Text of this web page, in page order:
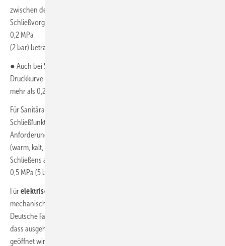
zwischen dem aufgezeichneten Höchstdruck während des
Schließvorgangs und dem Ruhedruck nach dem Schließen maximal
0,2 MPa
(2 bar) betragen.
● Auch bei Spülkästen nach
Druckkurve (Druckstoß) den Ausgangsdruck von 0,5 MPa um nicht
mehr als 0,2 MPa übersteigen.
Für Sanitärarmaturen mit elektronischer Öffnungs- und
Schließfunktion gelten nach
Anforderungen: Der
(warm, kalt, mittel) bei den 3 Prüfungen zwischen dem während des
Schließens aufgezeichneten Maximaldruck und dem Ruhedruck von
0,5 MPa (5 bar) muss geringer oder gleich 0,3 MPa (3 bar) sein.
Fürelektrisch betriebene Wasserventile
mechanischer Anforderungen gilt außerdem IEC 60730-2-8:2000,
Deutsche Fassung
dass ausgehend von einem Ruhedruck
geöffnet wird und nach Einstellen eines konstanten Durchflusses